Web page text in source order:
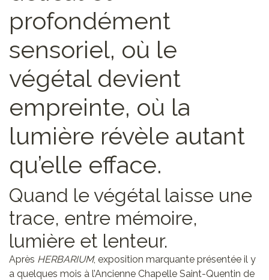
profondément
sensoriel, où le
végétal devient
empreinte, où la
lumière révèle autant
qu’elle efface.
Quand le végétal laisse une
trace, entre mémoire,
lumière et lenteur.
Après HERBARIUM, exposition marquante présentée il y
a quelques mois à l’Ancienne Chapelle Saint-Quentin de